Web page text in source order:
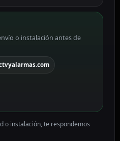
o instalación antes de
o instalación, te respondemos